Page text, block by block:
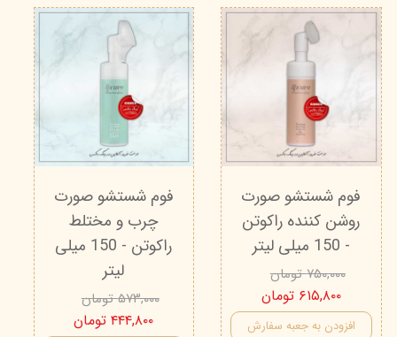
فوم شستشو صورت
روشن کننده راکوتن
- 150 میلی لیتر
۷۵۰,۰۰۰ تومان
۶۱۵,۸۰۰ تومان
افزودن به جعبه سفارش
فوم شستشو صورت
چرب و مختلط
راکوتن - 150 میلی
لیتر
۵۷۳,۰۰۰ تومان
۴۴۴,۸۰۰ تومان